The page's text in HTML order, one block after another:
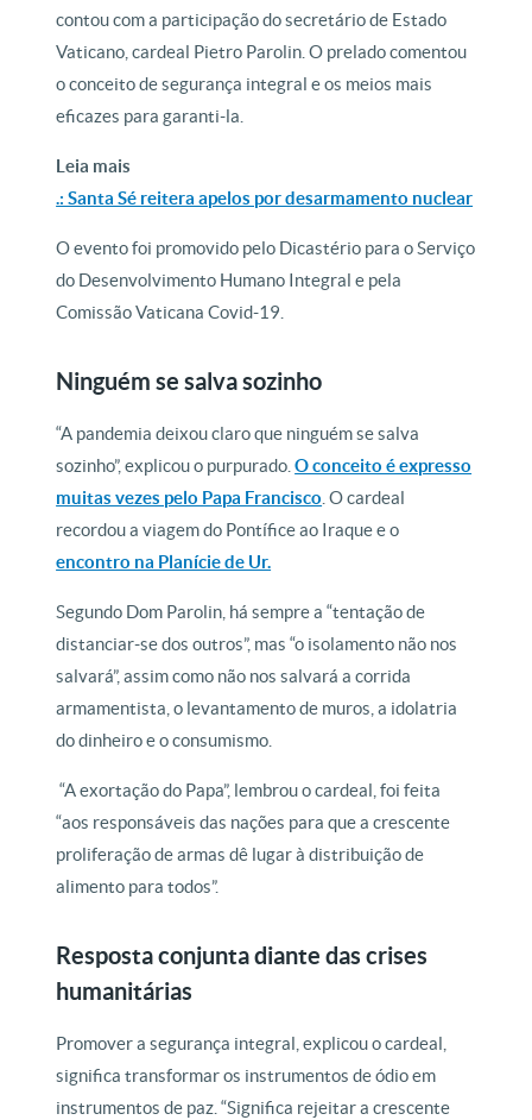
contou com a participação do secretário de Estado
Vaticano, cardeal Pietro Parolin. O prelado comentou
o conceito de segurança integral e os meios mais
eficazes para garanti-la.
Leia mais
.: Santa Sé reitera apelos por desarmamento nuclear
O evento foi promovido pelo Dicastério para o Serviço
do Desenvolvimento Humano Integral e pela
Comissão Vaticana Covid-19.
Ninguém se salva sozinho
“A pandemia deixou claro que ninguém se salva
sozinho”, explicou o purpurado.O conceito é expresso
muitas vezes pelo Papa Francisco . O cardeal
recordou a viagem do Pontífice ao Iraque e o
encontro na Planície de Ur.
Segundo Dom Parolin, há sempre a “tentação de
distanciar-se dos outros”, mas “o isolamento não nos
salvará”, assim como não nos salvará a corrida
armamentista, o levantamento de muros, a idolatria
do dinheiro e o consumismo.
“A exortação do Papa”, lembrou o cardeal, foi feita
“aos responsáveis das nações para que a crescente
proliferação de armas dê lugar à distribuição de
alimento para todos”.
Resposta conjunta diante das crises
humanitárias
Promover a segurança integral, explicou o cardeal,
significa transformar os instrumentos de ódio em
instrumentos de paz. “Significa rejeitar a crescente